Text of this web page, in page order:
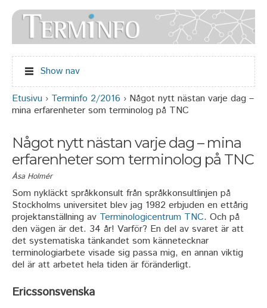
Jump to navigation
Show nav
Olet täällä
Etusivu › Terminfo 2/2016 › Något nytt nästan varje dag –
mina erfarenheter som terminolog på TNC
Något nytt nästan varje dag – mina
erfarenheter som terminolog på TNC
Åsa Holmér
Som nykläckt språkkonsult från språkkonsultlinjen på
Stockholms universitet blev jag 1982 erbjuden en ettårig
projektanställning av Terminologicentrum TNC. Och på
den vägen är det. 34 år! Varför? En del av svaret är att
det systematiska tänkandet som kännetecknar
terminologiarbete visade sig passa mig, en annan viktig
del är att arbetet hela tiden är föränderligt.
Ericssonsvenska